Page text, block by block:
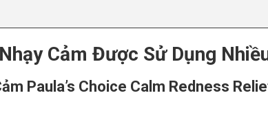
Cảm Được Sử Dụng
Paula’s Choice Calm Redness